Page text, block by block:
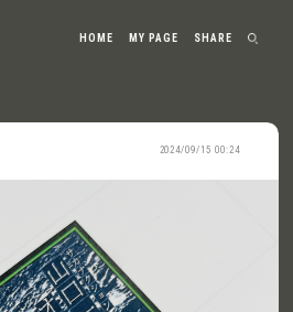
HOME MY PAGE SHARE
2024/09/15 00:24